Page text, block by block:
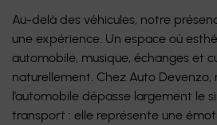
Au-delà des véhicules, notre
une expérience. Un espace où
automobile, musique, échanges et
naturellement. Chez Auto Devenzo,
l’automobile dépasse largement le
transport : elle représente une